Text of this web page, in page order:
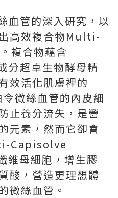
血管的深入研究，以
高效複合物Multi-
複合物蘊含
分超卓生物酵母精
效活化肌膚裡的
微絲血管的內皮細
止養分流失，是營
元素，然而它卻會
Capisolve
維母細胞，增生膠
酸，營造更理想體
微絲血管。